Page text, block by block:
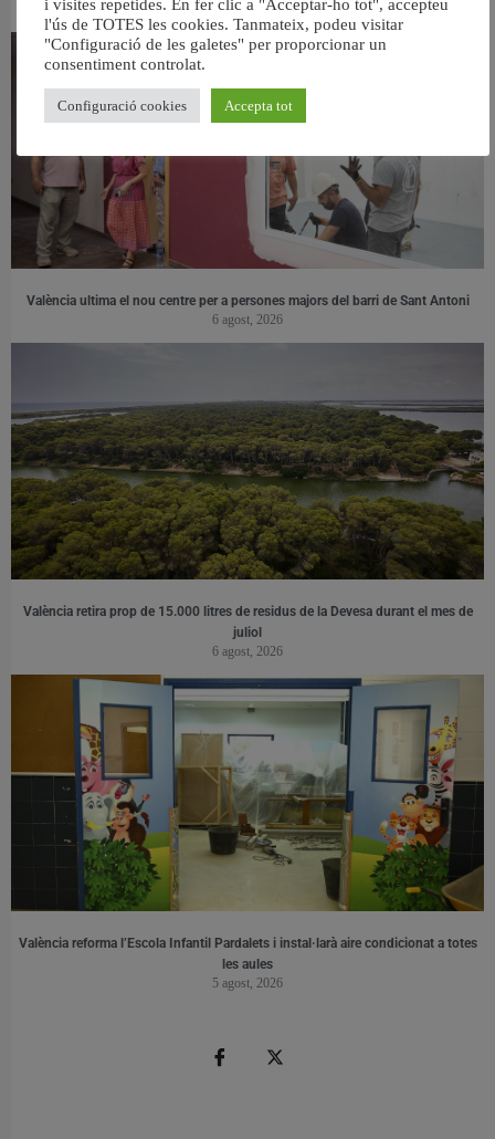
València ultima el nou centre per a persones majors del barri de Sant Antoni
6 agost, 2026
València retira prop de 15.000 litres de residus de la Devesa durant el mes de
juliol
6 agost, 2026
València reforma l’Escola Infantil Pardalets i instal·larà aire condicionat a totes
les aules
5 agost, 2026
i visites repetides. En fer clic a "Acceptar-ho tot", accepteu
l'ús de TOTES les cookies. Tanmateix, podeu visitar
"Configuració de les galetes" per proporcionar un
consentiment controlat.
Configuració cookies Accepta tot